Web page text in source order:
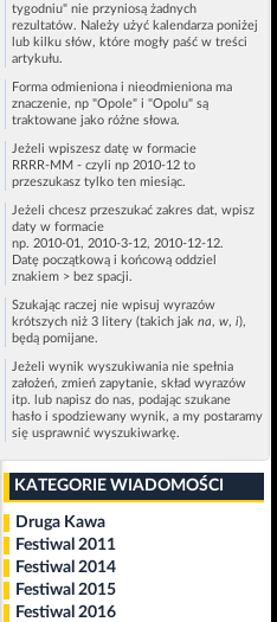
tygodniu" nie przyniosą żadnych
rezultatów. Należy użyć kalendarza poniżej
lub kilku słów, które mogły paść w treści
artykułu.
Forma odmieniona i nieodmieniona ma
znaczenie, np "Opole" i "Opolu" są
traktowane jako różne słowa.
Jeżeli wpiszesz datę w formacie
RRRR-MM - czyli np 2010-12 to
przeszukasz tylko ten miesiąc.
Jeżeli chcesz przeszukać zakres dat, wpisz
daty w formacie
np. 2010-01, 2010-3-12, 2010-12-12.
Datę początkową i końcową oddziel
znakiem > bez spacji.
Szukając raczej nie wpisuj wyrazów
krótszych niż 3 litery (takich jak na, w, i),
będą pomijane.
Jeżeli wynik wyszukiwania nie spełnia
założeń, zmień zapytanie, skład wyrazów
itp. lub napisz do nas, podając szukane
hasło i spodziewany wynik, a my postaramy
się usprawnić wyszukiwarkę.
KATEGORIE WIADOMOŚCI
Druga Kawa
Festiwal 2011
Festiwal 2014
Festiwal 2015
Festiwal 2016